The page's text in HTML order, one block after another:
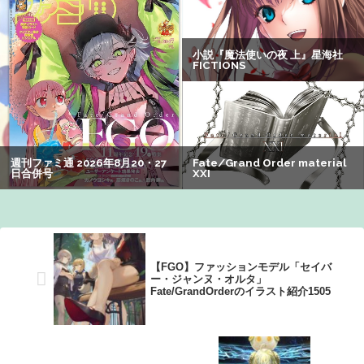
どの成果がない」WWWWWWWWWWW
【画像】瀬戸環奈（セトカン）さん、ティファのコスプレ
でシコらせにくるｗｗｗ：26/08/01のニュース
【悲報画像】ブルーロックになんJ民とドッピュン孕ませ男
登場www
【画像】絵師「印刷会社にゴミみたい印刷されたから晒す
わ」→お前がクレーマーだと大炎上
友達って感じで性的な目では見れないｗ」←これｗｗｗ
ｗ：26/08/06のニュース
【FGO】ファッションモデル「セイバ
ー・ジャンヌ・オルタ」
Fate/GrandOrderのイラスト紹介1505